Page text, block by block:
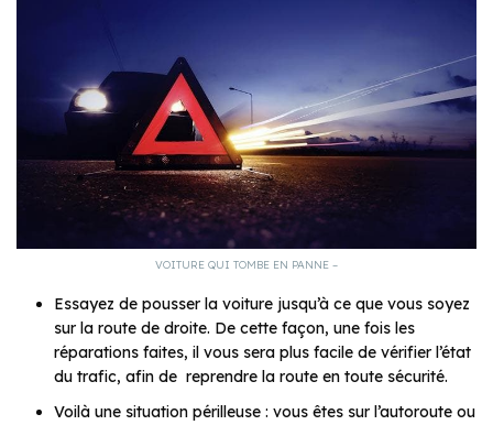
VOITURE QUI TOMBE EN PANNE –
Essayez de pousser la voiture jusqu’à ce que vous soyez
sur la route de droite. De cette façon, une fois les
réparations faites, il vous sera plus facile de vérifier l’état
du trafic, afin de reprendre la route en toute sécurité.
Voilà une situation périlleuse : vous êtes sur l’autoroute ou